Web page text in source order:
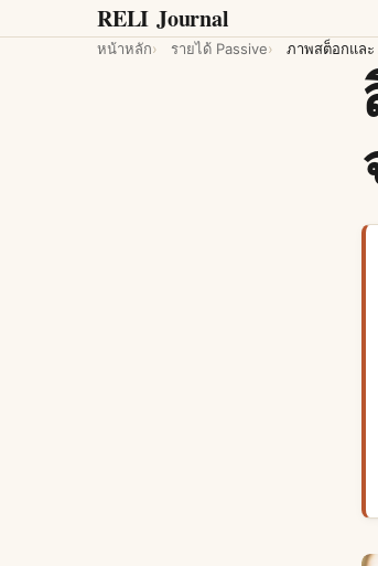
RELI Journal
หน้าหลัก รายได้ Passive ภาพสต็อกและ